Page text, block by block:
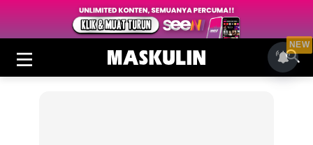
NEW